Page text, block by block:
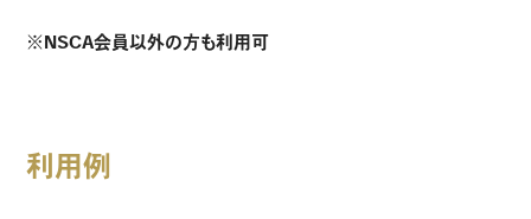
※NSCA会員以外の方も利用可
利用例